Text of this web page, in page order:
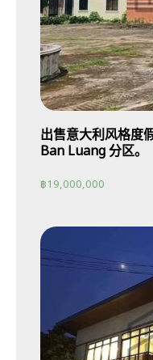
出售意大利风格度
Ban Luang 分区。
฿19,000,000